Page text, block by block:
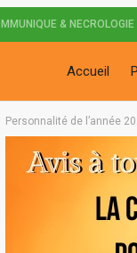
& NECROLOGIE
Accueil
Personnalité de l’année